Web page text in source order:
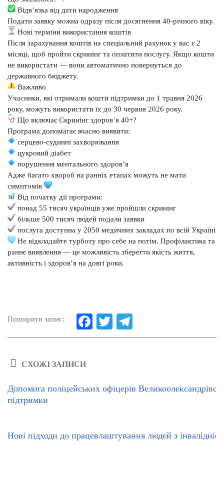
Відв’язка від дати народження
Подати заявку можна одразу після досягнення 40-річного віку.
Нові терміни використання коштів
Після зарахування коштів на спеціальний рахунок у вас є 2
місяці, щоб пройти скринінг та оплатити послугу. Якщо кошти
не використати — вони автоматично повернуться до
державного бюджету.
Важливо
Учасники, які отримали кошти підтримки до 1 травня 2026
року, можуть використати їх до 30 червня 2026 року.
Що включає Скринінг здоров’я 40+?
Програма допомагає вчасно виявити:
серцево-судинні захворювання
цукровий діабет
порушення ментального здоров’я
Адже багато хвороб на ранніх етапах можуть не мати
симптомів
Від початку дії програми:
понад 55 тисяч українців уже пройшли скринінг
більше 500 тисяч людей подали заявки
послуга доступна у 2050 медичних закладах по всій Україні
Не відкладайте турботу про себе на потім. Профілактика та
раннє виявлення — це можливість зберегти якість життя,
активність і здоров’я на довгі роки.
Поширити запис:
Fa
ce
T
wi le
m
СХОЖІ ЗАПИСИ
Допомога поліцейських офіцерів
підтримки
Нові підходи до працевлаштування людей з